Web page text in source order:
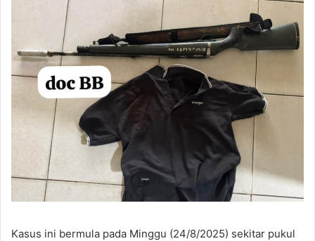
Kasus ini bermula pada Minggu (24/8/2025) sekitar pukul